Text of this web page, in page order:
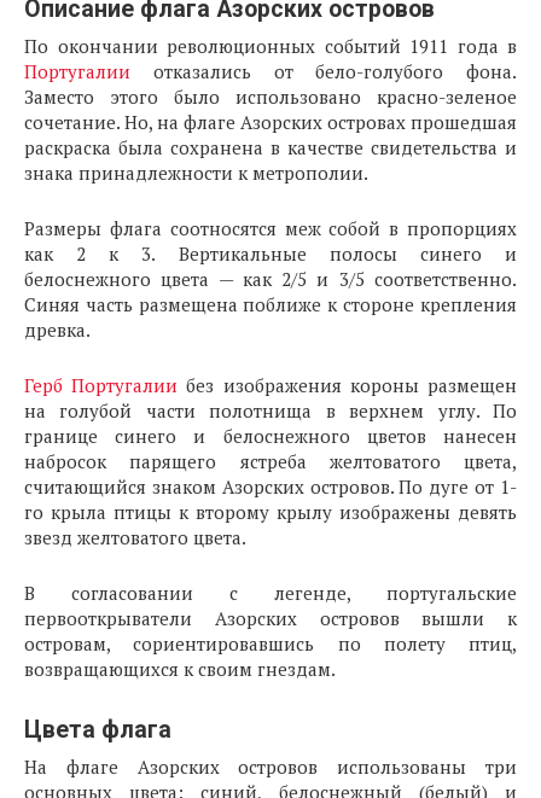
Описание флага Азорских островов
По окончании революционных событий 1911 года в
Португалии отказались от бело-голубого фона.
Заместо этого было использовано красно-зеленое
сочетание. Но, на флаге Азорских островах прошедшая
раскраска была сохранена в качестве свидетельства и
знака принадлежности к метрополии.
Размеры флага соотносятся меж собой в пропорциях
как 2 к 3. Вертикальные полосы синего и
белоснежного цвета — как 2/5 и 3/5 соответственно.
Синяя часть размещена поближе к стороне крепления
древка.
Герб Португалии без изображения короны размещен
на голубой части полотнища в верхнем углу. По
границе синего и белоснежного цветов нанесен
набросок парящего ястреба желтоватого цвета,
считающийся знаком Азорских островов. По дуге от 1-
го крыла птицы к второму крылу изображены девять
звезд желтоватого цвета.
В согласовании с легенде, португальские
первооткрыватели Азорских островов вышли к
островам, сориентировавшись по полету птиц,
возвращающихся к своим гнездам.
Цвета флага
На флаге Азорских островов использованы три
основных цвета: синий, белоснежный (белый) и